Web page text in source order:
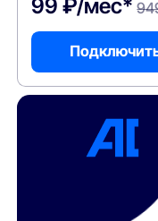
99 ₽/мес*